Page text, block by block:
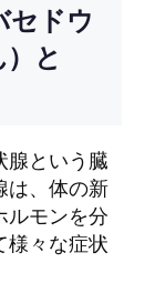
セドウ
と
腺という臓
は、体の新
ルモンを分
様々な症状